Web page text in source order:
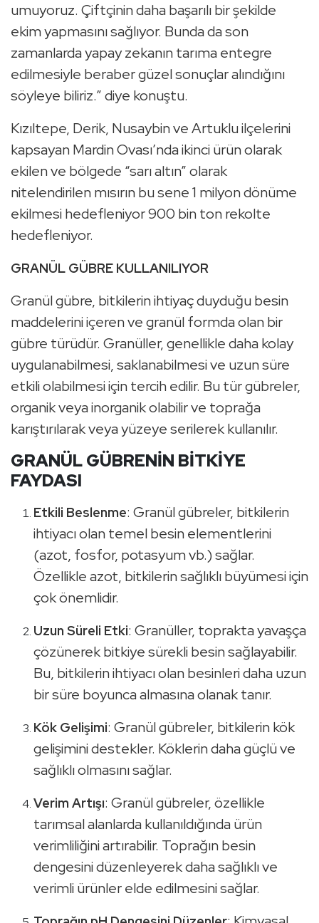
umuyoruz. Çiftçinin daha başarılı bir şekilde
ekim yapmasını sağlıyor. Bunda da son
zamanlarda yapay zekanın tarıma entegre
edilmesiyle beraber güzel sonuçlar alındığını
söyleye biliriz.” diye konuştu.
Kızıltepe, Derik, Nusaybin ve Artuklu ilçelerini
kapsayan Mardin Ovası’nda ikinci ürün olarak
ekilen ve bölgede “sarı altın” olarak
nitelendirilen mısırın bu sene 1 milyon dönüme
ekilmesi hedefleniyor 900 bin ton rekolte
hedefleniyor.
GRANÜL GÜBRE KULLANILIYOR
Granül gübre, bitkilerin ihtiyaç duyduğu besin
maddelerini içeren ve granül formda olan bir
gübre türüdür. Granüller, genellikle daha kolay
uygulanabilmesi, saklanabilmesi ve uzun süre
etkili olabilmesi için tercih edilir. Bu tür gübreler,
organik veya inorganik olabilir ve toprağa
karıştırılarak veya yüzeye serilerek kullanılır.
GRANÜL GÜBRENİN BİTKİYE
FAYDASI
Etkili Beslenme: Granül gübreler, bitkilerin
ihtiyacı olan temel besin elementlerini
(azot, fosfor, potasyum vb.) sağlar.
Özellikle azot, bitkilerin sağlıklı büyümesi için
çok önemlidir.
Uzun Süreli Etki: Granüller, toprakta yavaşça
çözünerek bitkiye sürekli besin sağlayabilir.
Bu, bitkilerin ihtiyacı olan besinleri daha uzun
bir süre boyunca almasına olanak tanır.
Kök Gelişimi: Granül gübreler, bitkilerin kök
gelişimini destekler. Köklerin daha güçlü ve
sağlıklı olmasını sağlar.
Verim Artışı: Granül gübreler, özellikle
tarımsal alanlarda kullanıldığında ürün
verimliliğini artırabilir. Toprağın besin
dengesini düzenleyerek daha sağlıklı ve
verimli ürünler elde edilmesini sağlar.